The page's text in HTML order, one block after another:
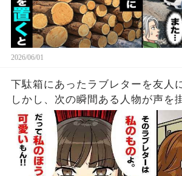
2026/06/01
下駄箱にあったラブレターを友人
しかし、次の瞬間ある人物が声を
の顔が急に焦り始める・・・